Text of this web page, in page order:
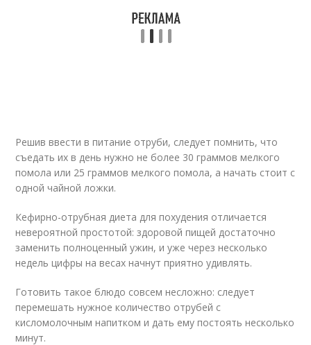
Решив ввести в питание отруби, следует помнить, что
съедать их в день нужно не более 30 граммов мелкого
помола или 25 граммов мелкого помола, а начать стоит с
одной чайной ложки.
Кефирно-отрубная диета для похудения отличается
невероятной простотой: здоровой пищей достаточно
заменить полноценный ужин, и уже через несколько
недель цифры на весах начнут приятно удивлять.
Готовить такое блюдо совсем несложно: следует
перемешать нужное количество отрубей с
кисломолочным напитком и дать ему постоять несколько
минут.